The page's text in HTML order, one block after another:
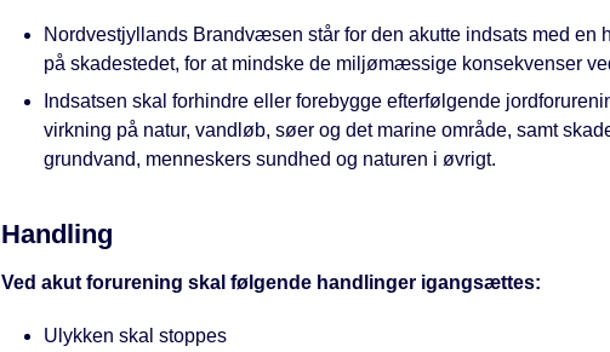
Nordvestjyllands Brandvæsen står for den akutte indsats med en
på skadestedet, for at mindske de miljømæssige konsekvenser
Indsatsen skal forhindre eller forebygge efterfølgende
virkning på natur, vandløb, søer og det marine område, samt
grundvand, menneskers sundhed og naturen i øvrigt.
Handling
Ved akut forurening skal følgende handlinger igangsættes:
Ulykken skal stoppes